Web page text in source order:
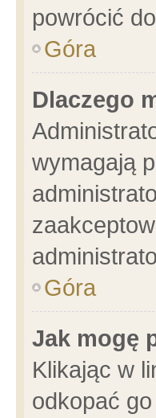
powrócić
Góra
Dlaczego
wymagają
Góra
Jak mogę
Klikając w
odkopać